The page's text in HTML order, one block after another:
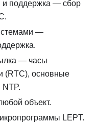
и поддержка — сбор
—
— часы
(RTC), основные
NTP.
объект.
LEPT.